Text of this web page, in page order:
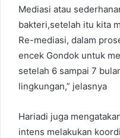
Mediasi atau
bakteri,setelah itu kita
Re-mediasi, dalam
encek Gondok untuk
setelah 6 sampai 7
lingkungan,” jelasnya
Hariadi juga
intens melakukan